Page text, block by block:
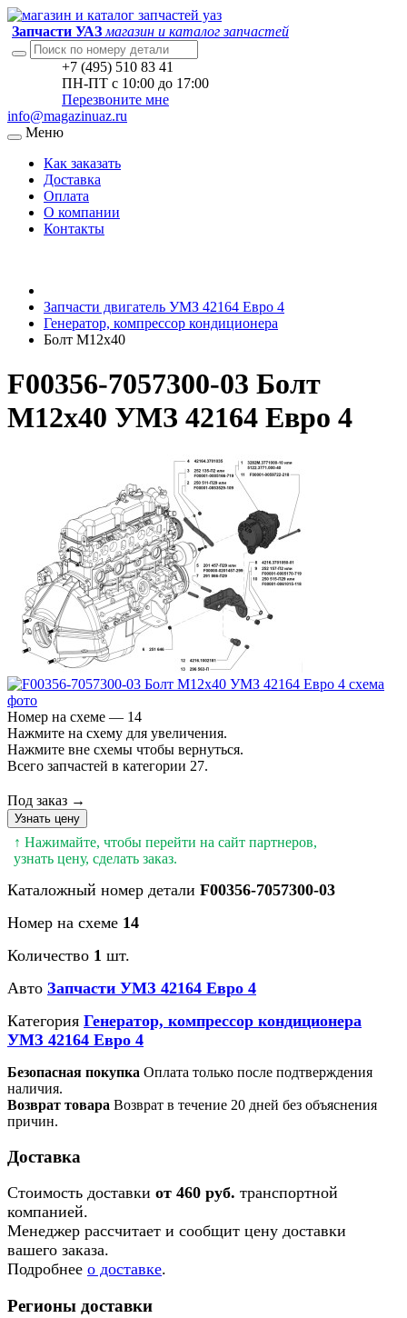
Запчасти УАЗ магазин и каталог запчастей
+7 (495) 510 83 41
ПН-ПТ с 10:00 до 17:00
Перезвоните мне
info@magazinuaz.ru
Меню
Как заказать
Доставка
Оплата
О компании
Контакты
Запчасти двигатель УМЗ 42164 Евро 4
Генератор, компрессор кондиционера
Болт М12х40
F00356-7057300-03 Болт
М12х40 УМЗ 42164 Евро 4
Номер на схеме — 14
Нажмите на схему для увеличения.
Нажмите вне схемы чтобы вернуться.
Всего запчастей в категории 27.
Под заказ →
Узнать цену
↑ Нажимайте, чтобы перейти на сайт партнеров,
узнать цену, сделать заказ.
Каталожный номер детали F00356-7057300-03
Номер на схеме 14
Количество 1 шт.
Авто Запчасти УМЗ 42164 Евро 4
Категория Генератор, компрессор кондиционера
УМЗ 42164 Евро 4
Безопасная покупка Оплата только после подтверждения
наличия.
Возврат товара Возврат в течение 20 дней без объяснения
причин.
Доставка
Стоимость доставки от 460 руб. транспортной
компанией.
Менеджер рассчитает и сообщит цену доставки
вашего заказа.
Подробнее о доставке.
Регионы доставки